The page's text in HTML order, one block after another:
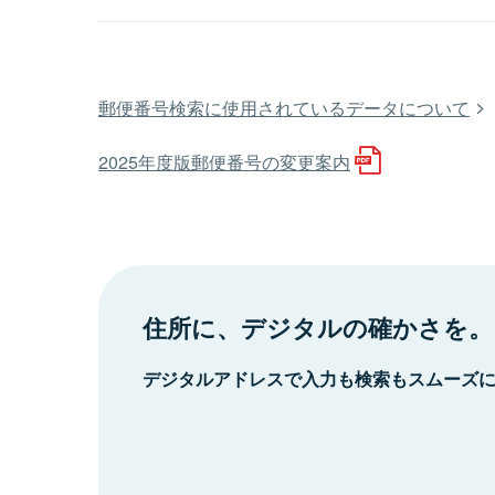
郵便番号検索に使用されているデータについて
2025年度版郵便番号の変更案内
住所に、デジタルの確かさを。
デジタルアドレスで入力も検索もスムーズ